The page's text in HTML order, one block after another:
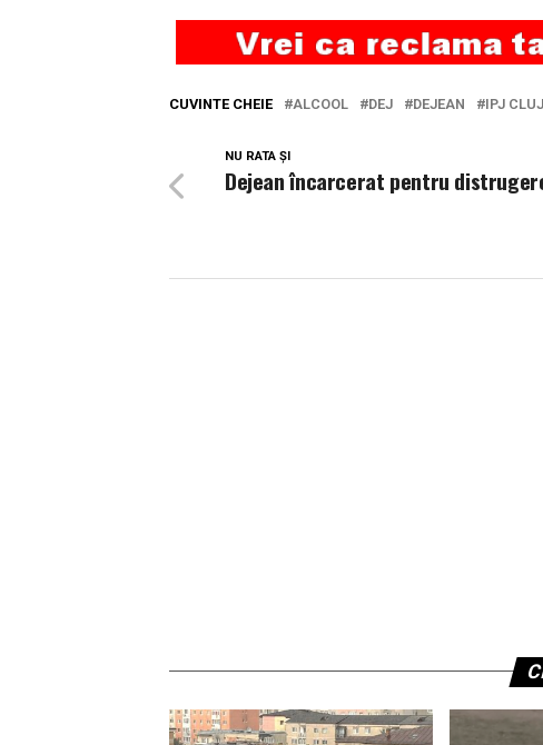
CUVINTE CHEIE ALCOOL DEJ DEJEAN IPJ CLUJ
NU RATA ȘI
Dejean încarcerat pentru